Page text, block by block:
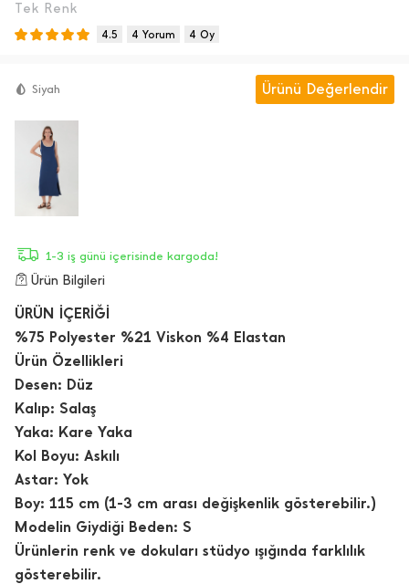
Tek Renk
4.5 4 Yorum 4 Oy
Siyah Ürünü Değerlendir
1-3 iş günü içerisinde kargoda!
Ürün Bilgileri
ÜRÜN İÇERİĞİ
%75 Polyester %21 Viskon %4 Elastan
Ürün Özellikleri
Desen: Düz
Kalıp: Salaş
Yaka: Kare Yaka
Kol Boyu: Askılı
Astar: Yok
Boy: 115 cm (1-3 cm arası değişkenlik gösterebilir.)
Modelin Giydiği Beden: S
Ürünlerin renk ve dokuları stüdyo ışığında farklılık
gösterebilir.